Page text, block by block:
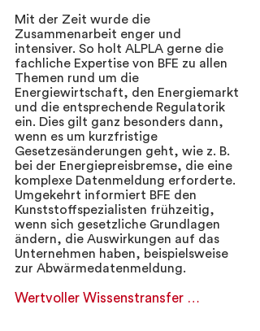
Mit der Zeit wurde die
Zusammenarbeit enger und
intensiver. So holt ALPLA gerne die
fachliche Expertise von BFE zu allen
Themen rund um die
Energiewirtschaft, den Energiemarkt
und die entsprechende Regulatorik
ein. Dies gilt ganz besonders dann,
wenn es um kurzfristige
Gesetzesänderungen geht, wie z. B.
bei der Energiepreisbremse, die eine
komplexe Datenmeldung erforderte.
Umgekehrt informiert BFE den
Kunststoffspezialisten frühzeitig,
wenn sich gesetzliche Grundlagen
ändern, die Auswirkungen auf das
Unternehmen haben, beispielsweise
zur Abwärmedatenmeldung.
Wertvoller Wissenstransfer …